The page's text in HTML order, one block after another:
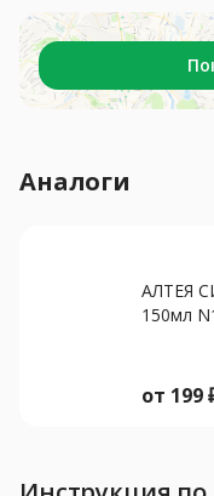
Аналоги
АЛТЕЯ
150мл
от 199